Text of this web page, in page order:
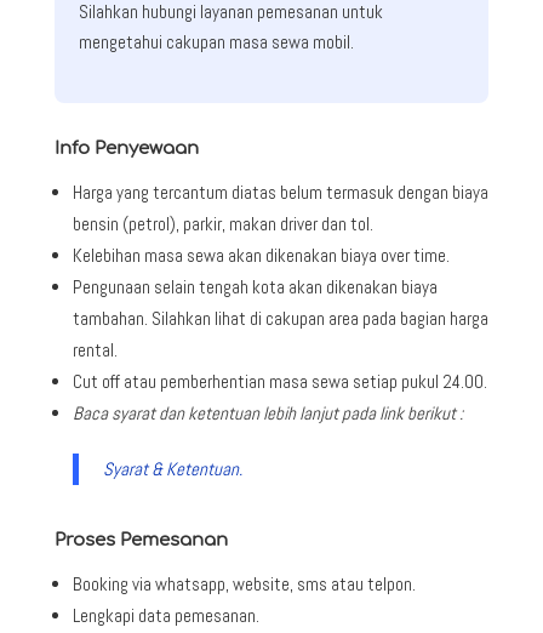
Silahkan hubungi layanan pemesanan untuk
mengetahui cakupan masa sewa mobil.
Info Penyewaan
Harga yang tercantum diatas belum termasuk dengan biaya
bensin (petrol), parkir, makan driver dan tol.
Kelebihan masa sewa akan dikenakan biaya over time.
Pengunaan selain tengah kota akan dikenakan biaya
tambahan. Silahkan lihat di cakupan area pada bagian harga
rental.
Cut off atau pemberhentian masa sewa setiap pukul 24.00.
Baca syarat dan ketentuan lebih lanjut pada link berikut :
Syarat & Ketentuan.
Proses Pemesanan
Booking via whatsapp, website, sms atau telpon.
Lengkapi data pemesanan.